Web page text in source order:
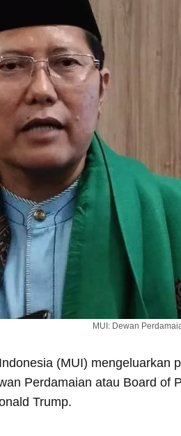
MUI: Dewan
(MUI) mengeluarkan
Perdamaian atau Board of
Trump.